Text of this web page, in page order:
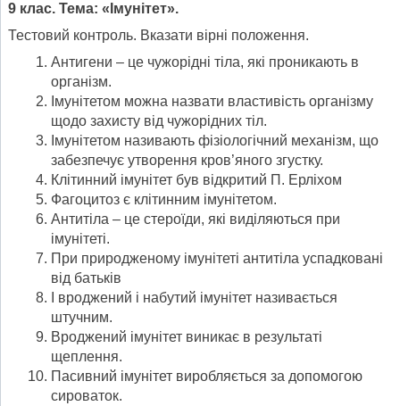
9 клас. Тема: « мунітет».
Тестовий контроль. Вказати вірні положення.
Антигени – це чужорідні тіла, які проникають в
організм.
Імунітетом можна назвати властивість організму
щодо захисту від чужорідних тіл.
Імунітетом називають фізіологічний механізм, що
забезпечує утворення кров’яного згустку.
Клітинний імунітет був відкритий П. Ерліхом
Фагоцитоз є клітинним імунітетом.
Антитіла – це стероїди, які виділяються при
імунітеті.
При природженому імунітеті антитіла успадковані
від батьків
І вроджений і набутий імунітет називається
штучним.
Вроджений імунітет виникає в результаті
щеплення.
Пасивний імунітет виробляється за допомогою
сироваток.